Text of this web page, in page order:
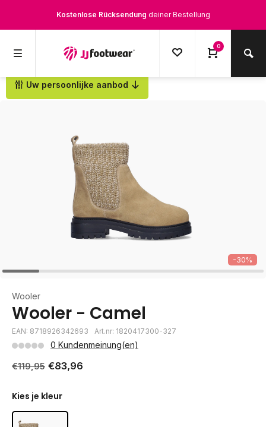
Kostenlose Rücksendung deiner Bestellung
0
Uw persoonlijke aanbod
Zurück
-30%
Wooler
Wooler - Camel
EAN: 8718926342693 Art.nr: 1820417300-327
0 Kundenmeinung(en)
€119,95 €83,96
Kies je kleur